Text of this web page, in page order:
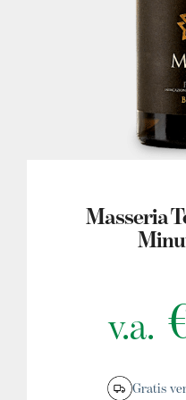
Masseria
v.a.
Gratis